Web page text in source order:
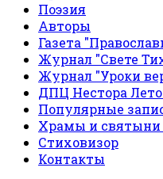
Поэзия
Авторы
Газета
Журнал "Свете
Журнал "Уроки
ДПЦ Нестора
Популярные
Храмы и святыни
Стиховизор
Контакты